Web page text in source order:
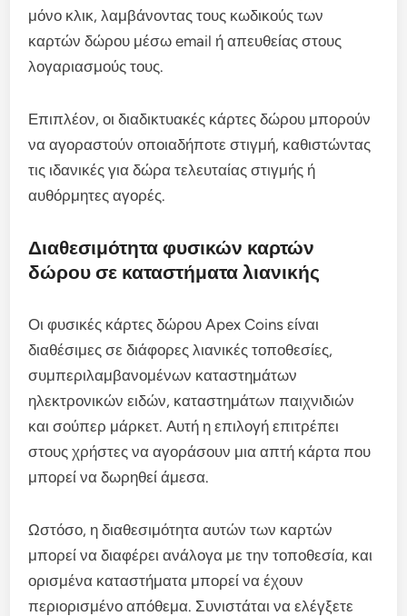
μόνο κλικ, λαμβάνοντας τους κωδικούς των
καρτών δώρου μέσω email ή απευθείας στους
λογαριασμούς τους.
Επιπλέον, οι διαδικτυακές κάρτες δώρου μπορούν
να αγοραστούν οποιαδήποτε στιγμή, καθιστώντας
τις ιδανικές για δώρα τελευταίας στιγμής ή
αυθόρμητες αγορές.
Διαθεσιμότητα φυσικών καρτών
δώρου σε καταστήματα λιανικής
Οι φυσικές κάρτες δώρου Apex Coins είναι
διαθέσιμες σε διάφορες λιανικές τοποθεσίες,
συμπεριλαμβανομένων καταστημάτων
ηλεκτρονικών ειδών, καταστημάτων παιχνιδιών
και σούπερ μάρκετ. Αυτή η επιλογή επιτρέπει
στους χρήστες να αγοράσουν μια απτή κάρτα που
μπορεί να δωρηθεί άμεσα.
Ωστόσο, η διαθεσιμότητα αυτών των καρτών
μπορεί να διαφέρει ανάλογα με την τοποθεσία, και
ορισμένα καταστήματα μπορεί να έχουν
περιορισμένο απόθεμα. Συνιστάται να ελέγξετε